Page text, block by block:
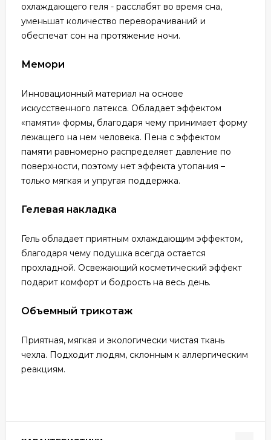
охлаждающего геля - расслабят во время сна,
уменьшат количество переворачиваний и
обеспечат сон на протяжение ночи.
Мемори
Инновационный материал на основе
искусственного латекса. Обладает эффектом
«памяти» формы, благодаря чему принимает форму
лежащего на нем человека. Пена с эффектом
памяти равномерно распределяет давление по
поверхности, поэтому нет эффекта утопания –
только мягкая и упругая поддержка.
Гелевая накладка
Гель обладает приятным охлаждающим эффектом,
благодаря чему подушка всегда остается
прохладной. Освежающий косметический эффект
подарит комфорт и бодрость на весь день.
Объемный трикотаж
Приятная, мягкая и экологически чистая ткань
чехла. Подходит людям, склонным к аллергическим
реакциям.